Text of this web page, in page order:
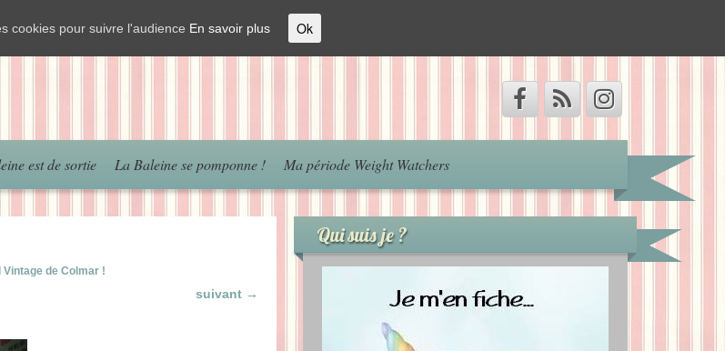
est de sortie La Baleine se pomponne ! Ma période Weight Watchers
Vintage de Colmar !
suivant →
Qui suis je ?
cookies pour suivre l'audience En savoir plus Ok